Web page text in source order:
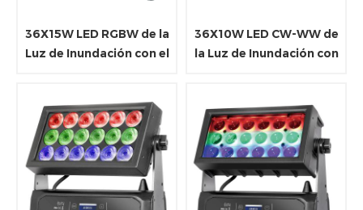
36X15W LED RGBW de la
Luz de Inundación con el
36X10W LED CW-WW de
la Luz de Inundación con